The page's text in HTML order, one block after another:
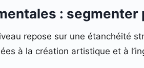
:
repose sur une étanchéité
à la création artistique et à